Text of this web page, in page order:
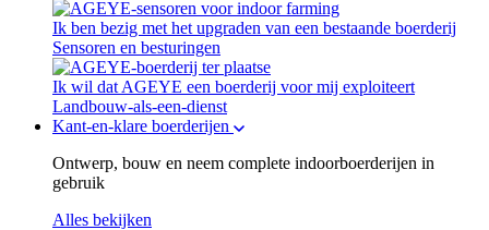
Ik ben bezig met het upgraden van een bestaande boerderij
Sensoren en besturingen
Ik wil dat AGEYE een boerderij voor mij exploiteert
Landbouw-als-een-dienst
Kant-en-klare boerderijen
Ontwerp, bouw en neem complete indoorboerderijen in
gebruik
Alles bekijken